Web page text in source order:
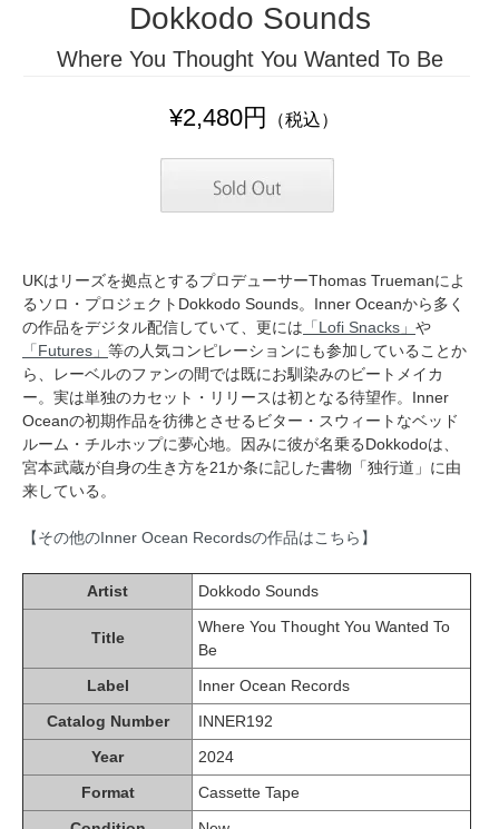
Dokkodo Sounds
Where You Thought You Wanted To Be
¥2,480円 （税込）
UKはリーズを拠点とするプロデューサーThomas Truemanによ
るソロ・プロジェクトDokkodo Sounds。Inner Oceanから多く
の作品をデジタル配信していて、更には 「Lofi Snacks」 や
「Futures」 等の人気コンピレーションにも参加していることか
ら、レーベルのファンの間では既にお馴染みのビートメイカ
ー。実は単独のカセット・リリースは初となる待望作。Inner
Oceanの初期作品を彷彿とさせるビター・スウィートなベッド
ルーム・チルホップに夢心地。因みに彼が名乗るDokkodoは、
宮本武蔵が自身の生き方を21か条に記した書物「独行道」に由
来している。
【その他のInner Ocean Recordsの作品はこちら】
Artist Dokkodo Sounds
Title
Where You Thought You Wanted To
Be
Label
Inner Ocean Records
Catalog Number
INNER192
Year
2024
Format
Cassette Tape